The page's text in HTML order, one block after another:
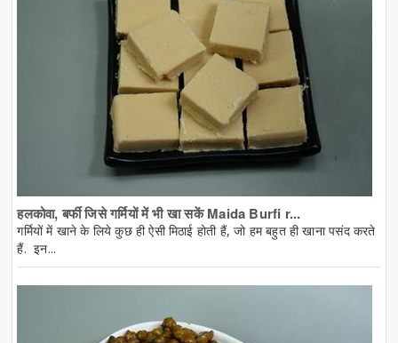
हलकोवा, बर्फी जिसे गर्मियों में भी खा सकें Maida Burfi r...
गर्मियों में खाने के लिये कुछ ही ऐसी मिठाई होती हैं, जो हम बहुत ही खाना पसंद करते
हैं. इन...